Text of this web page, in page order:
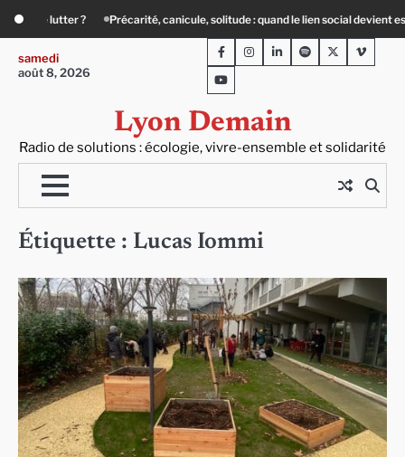
content
canicule, solitude : quand le lien social devient essentiel « Ça
samedi
août 8, 2026
Lyon Demain
Radio de solutions : écologie, vivre-ensemble et solidarité
FacebookInstagram
LinkedInSpotifyTwitterViméo
Youtube
Étiquette : Lucas Iommi